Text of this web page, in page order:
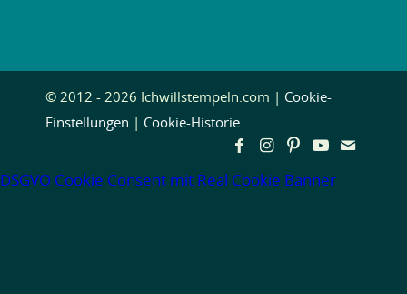
© 2012 - 2026 Ichwillstempeln.com | Cookie-
Einstellungen
Cookie-Historie
DSGVO Cookie Consent mit Real Cookie Banner